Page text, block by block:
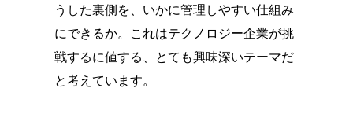
うした裏側を、いかに管理しやすい仕組み
にできるか。これはテクノロジー企業が挑
戦するに値する、とても興味深いテーマだ
と考えています。